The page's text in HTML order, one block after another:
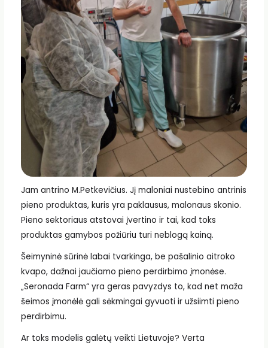
Jam antrino M.Petkevičius. Jį maloniai nustebino antrinis
pieno produktas, kuris yra paklausus, malonaus skonio.
Pieno sektoriaus atstovai įvertino ir tai, kad toks
produktas gamybos požiūriu turi neblogą kainą.
Šeimyninė sūrinė labai tvarkinga, be pašalinio aitroko
kvapo, dažnai jaučiamo pieno perdirbimo įmonėse.
„Seronada Farm“ yra geras pavyzdys to, kad net maža
šeimos įmonėlė gali sėkmingai gyvuoti ir užsiimti pieno
perdirbimu.
Ar toks modelis galėtų veikti Lietuvoje? Verta